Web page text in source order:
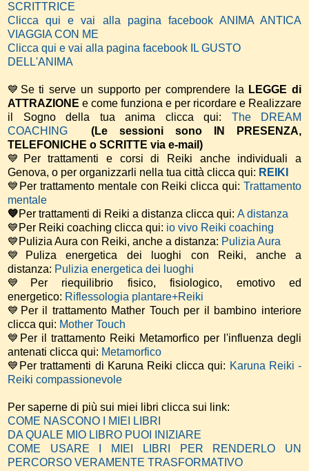
SCRITTRICE
Clicca qui e vai alla pagina facebook ANIMA ANTICA
VIAGGIA CON ME
Clicca qui e vai alla pagina facebook IL GUSTO
DELL'ANIMA
💙Se ti serve un supporto per comprendere laLEGGE di
ATTRAZIONE e come funziona e per ricordare e Realizzare
il Sogno della tua anima clicca qui: The DREAM
COACHING
(Le sessioni sono IN PRESENZA,
TELEFONICHE o SCRITTE via e-mail)
💙Per trattamenti e corsi di Reiki anche individuali a
Genova, o per organizzarli nella tua città clicca qui: REIKI
💙Per trattamento mentale con Reiki clicca qui: Trattamento
mentale
💙Per trattamenti di Reiki a distanza clicca qui: A distanza
💙Per Reiki coaching clicca qui: io vivo Reiki coaching
💙Pulizia Aura con Reiki, anche a distanza: Pulizia Aura
💙Puliza energetica dei luoghi con Reiki, anche a
distanza: Pulizia energetica dei luoghi
💙Per riequilibrio fisico, fisiologico, emotivo ed
energetico: Riflessologia plantare+Reiki
💙Per il trattamento Mather Touch per il bambino interiore
clicca qui: Mother Touch
💙Per il trattamento Reiki Metamorfico per l'influenza degli
antenati clicca qui: Metamorfico
💙Per trattamenti di Karuna Reiki clicca qui: Karuna Reiki -
Reiki compassionevole
Per saperne di più sui miei libri clicca sui link:
COME NASCONO I MIEI LIBRI
DA QUALE MIO LIBRO PUOI INIZIARE
COME USARE I MIEI LIBRI PER RENDERLO UN
PERCORSO VERAMENTE TRASFORMATIVO